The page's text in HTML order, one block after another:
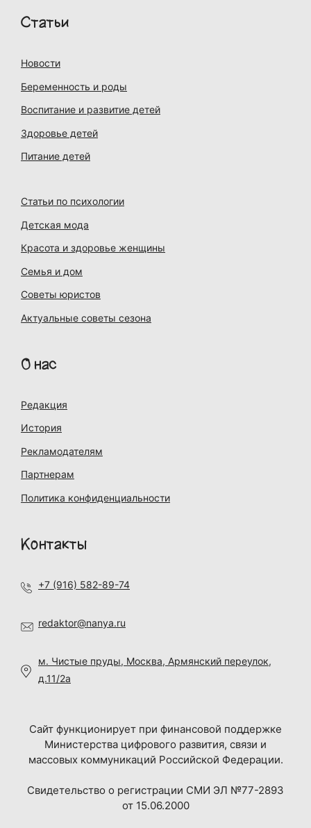
Статьи
Новости
Беременность и роды
Воспитание и развитие детей
Здоровье детей
Питание детей
Статьи по психологии
Детская мода
Красота и здоровье женщины
Семья и дом
Советы юристов
Актуальные советы сезона
О нас
Редакция
История
Рекламодателям
Партнерам
Политика конфиденциальности
Контакты
+7 (916) 582-89-74
redaktor@nanya.ru
м. Чистые пруды, Москва, Армянский переулок,
д.11/2а
Сайт функционирует при финансовой поддержке
Министерства цифрового развития, связи и
массовых коммуникаций Российской Федерации.
Свидетельство о регистрации СМИ ЭЛ №77-2893
от 15.06.2000